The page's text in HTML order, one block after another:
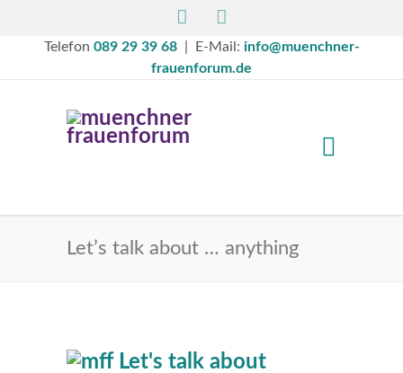
Telefon 089 29 39 68| E-Mail: info@muenchner-
frauenforum.de
Let’s talk about … anything